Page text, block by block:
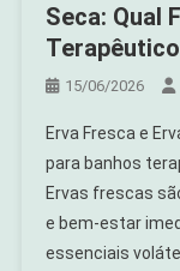
Seca: Qual
15/06/2026
Erva Fresca e
para banhos
Ervas frescas
e bem-estar
essenciais